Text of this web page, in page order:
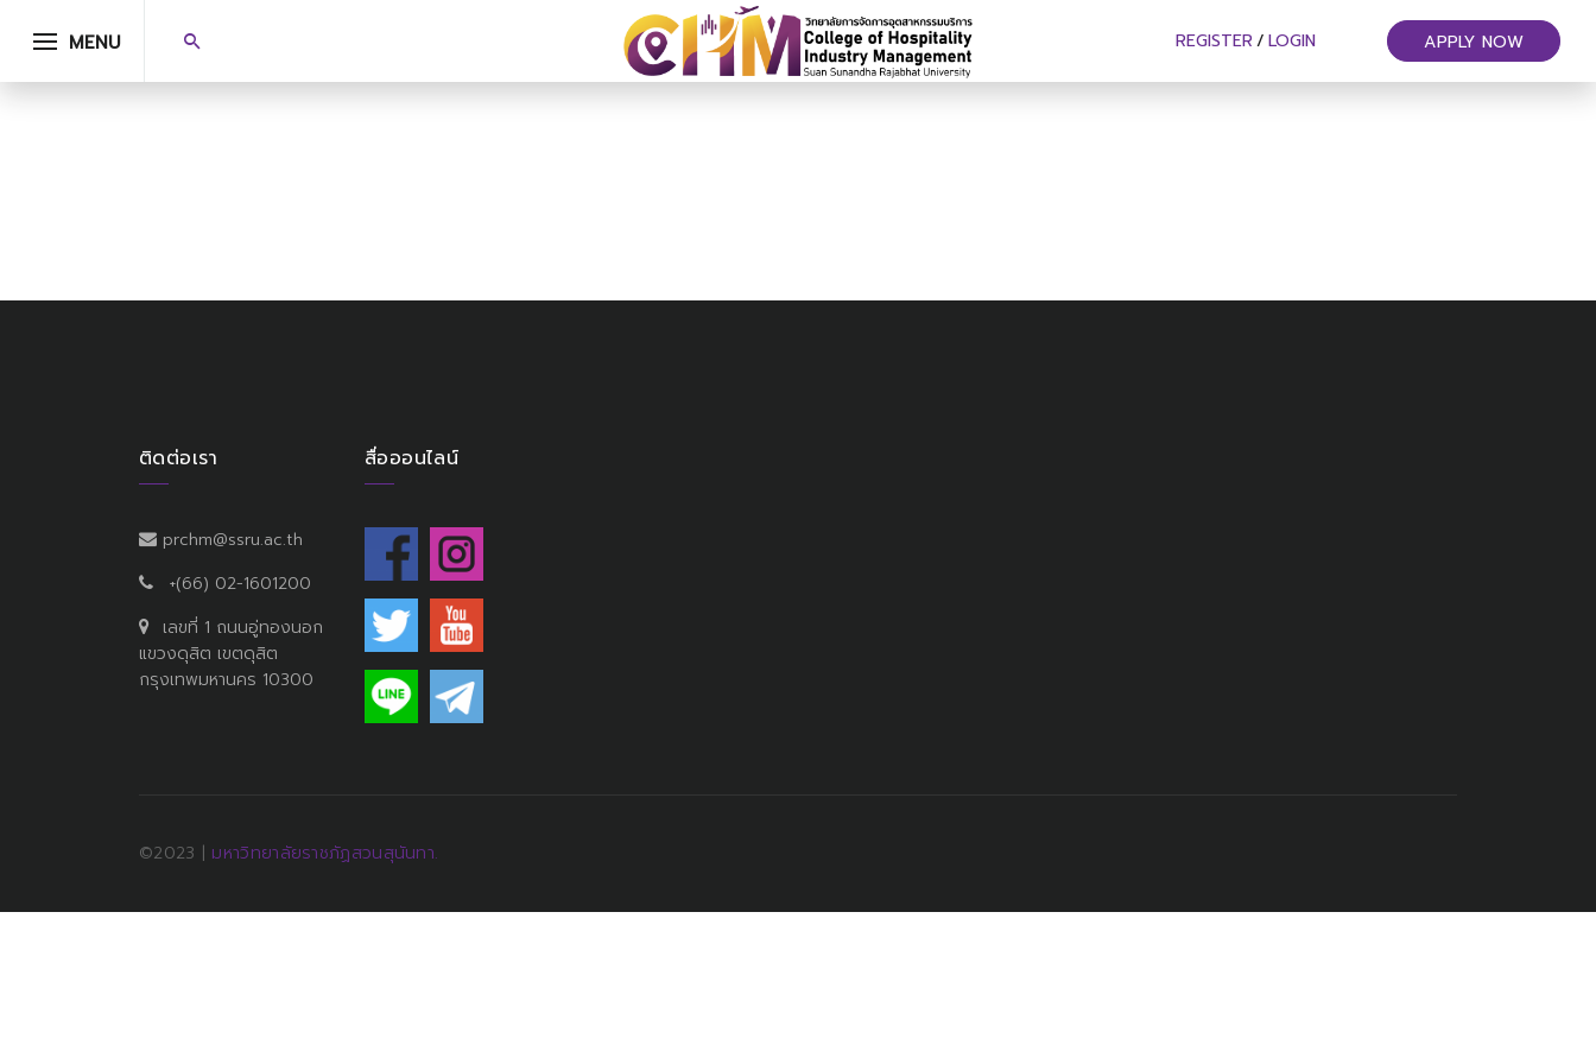
MENU REGISTER / LOGIN APPLY NOW
ติดต่อเรา
prchm@ssru.ac.th
+(66) 02-1601200
เลขที่ 1 ถนนอู่ทองนอก
แขวงดุสิต เขตดุสิต
กรุงเทพมหานคร 10300
สื่อออนไลน์
©2023 | มหาวิทยาลัยราชภัฏสวนสุนันทา.